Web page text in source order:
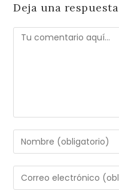
Deja una respuesta
Comentario
Introduce
tu
nombre
Introduce
tu